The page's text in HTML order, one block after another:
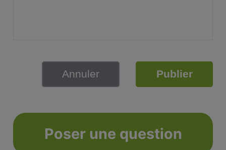
Annuler Publier
Poser une question